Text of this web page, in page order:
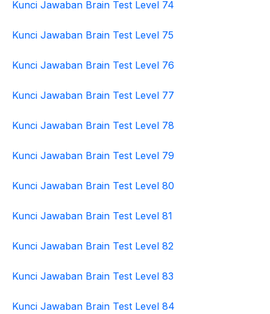
Kunci Jawaban Brain Test Level 74
Kunci Jawaban Brain Test Level 75
Kunci Jawaban Brain Test Level 76
Kunci Jawaban Brain Test Level 77
Kunci Jawaban Brain Test Level 78
Kunci Jawaban Brain Test Level 79
Kunci Jawaban Brain Test Level 80
Kunci Jawaban Brain Test Level 81
Kunci Jawaban Brain Test Level 82
Kunci Jawaban Brain Test Level 83
Kunci Jawaban Brain Test Level 84